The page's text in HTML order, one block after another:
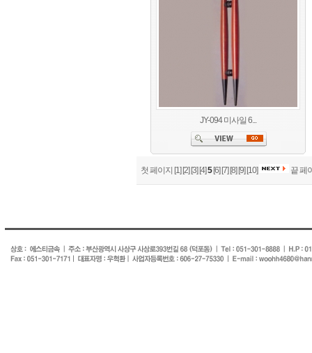
JY-094 미사일 6...
첫 페이지 [1] [2] [3] [4]5 [6] [7] [8] [9] [10] 끝 페